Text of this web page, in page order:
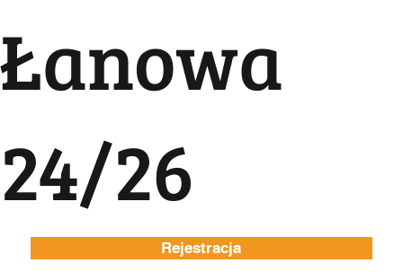
Łanowa
24/26
Rejestracja